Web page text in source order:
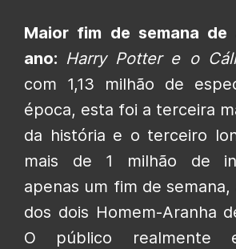
Maior fim de semana de
ano: Harry Potter e o
com 1,13 milhão de
época, esta foi a terceira
da história e o terceiro
mais de 1 milhão de
apenas um fim de semana,
dos dois Homem-Aranha
O público realmente